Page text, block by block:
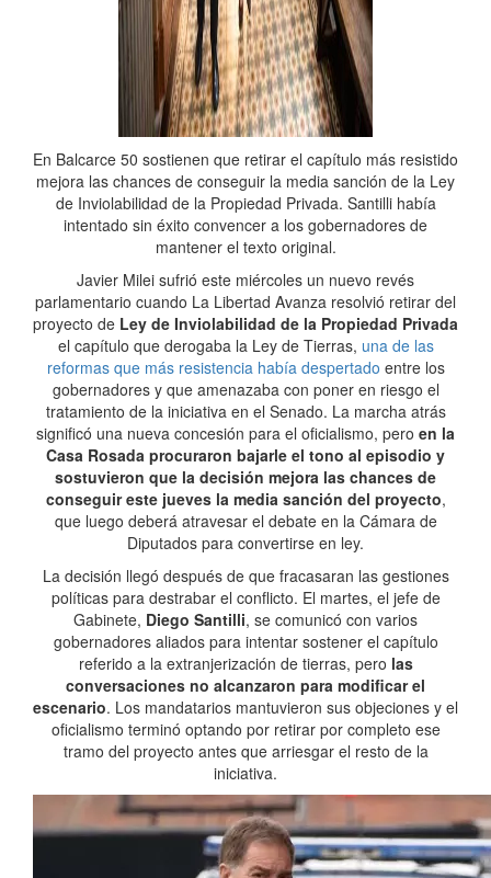
En Balcarce 50 sostienen que retirar el capítulo más resistido
mejora las chances de conseguir la media sanción de la Ley
de Inviolabilidad de la Propiedad Privada. Santilli había
intentado sin éxito convencer a los gobernadores de
mantener el texto original.
Javier Milei sufrió este miércoles un nuevo revés
parlamentario cuando La Libertad Avanza resolvió retirar del
proyecto de Ley de Inviolabilidad de la Propiedad Privada
el capítulo que derogaba la Ley de Tierras, una de las
reformas que más resistencia había despertado entre los
gobernadores y que amenazaba con poner en riesgo el
tratamiento de la iniciativa en el Senado. La marcha atrás
significó una nueva concesión para el oficialismo, pero en la
Casa Rosada procuraron bajarle el tono al episodio y
sostuvieron que la decisión mejora las chances de
conseguir este jueves la media sanción del proyecto,
que luego deberá atravesar el debate en la Cámara de
Diputados para convertirse en ley.
La decisión llegó después de que fracasaran las gestiones
políticas para destrabar el conflicto. El martes, el jefe de
Gabinete, Diego Santilli, se comunicó con varios
gobernadores aliados para intentar sostener el capítulo
referido a la extranjerización de tierras, pero las
conversaciones no alcanzaron para modificar el
escenario. Los mandatarios mantuvieron sus objeciones y el
oficialismo terminó optando por retirar por completo ese
tramo del proyecto antes que arriesgar el resto de la
iniciativa.